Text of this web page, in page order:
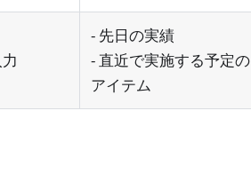
- 先日の実績
- 直近で実施する予定の
アイテム